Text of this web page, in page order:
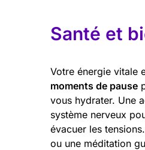
Santé et
Votre énergie vitale
moments de pause
vous hydrater. Une
système nerveux
évacuer les
ou une méditation